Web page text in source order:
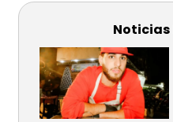
Noticias